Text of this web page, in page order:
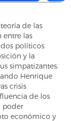
de las
entre las
políticos
y la
simpatizantes.
Henrique
crisis
de los
poder
económico y